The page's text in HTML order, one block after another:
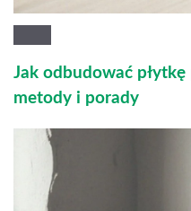
Jak odbudować
metody i porady